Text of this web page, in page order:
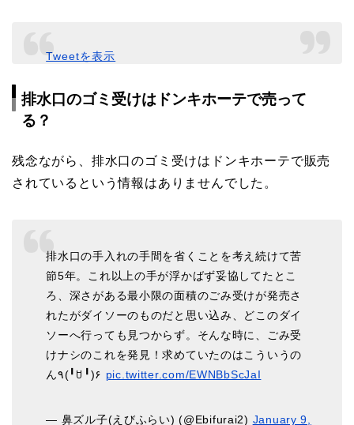
Tweetを表示
排水口のゴミ受けはドンキホーテで売って
る？
残念ながら、排水口のゴミ受けはドンキホーテで販売
されているという情報はありませんでした。
排水口の手入れの手間を省くことを考え続けて苦
節5年。これ以上の手が浮かばず妥協してたとこ
ろ、深さがある最小限の面積のごみ受けが発売さ
れたがダイソーのものだと思い込み、どこのダイ
ソーへ行っても見つからず。そんな時に、ごみ受
けナシのこれを発見！求めていたのはこういうの
ん٩(╹ꇴ╹)۶ pic.twitter.com/EWNBbScJaI
— 鼻ズル子(えびふらい) (@Ebifurai2) January 9,